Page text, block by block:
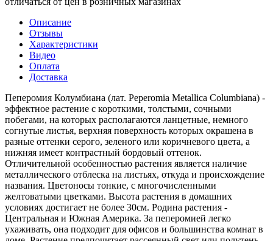
Описание
Отзывы
Характеристики
Видео
Оплата
Доставка
Пеперомия Колумбиана (лат. Peperomia Metallica Columbiana) -
эффектное растение с короткими, толстыми, сочными
побегами, на которых располагаются ланцетные, немного
согнутые листья, верхняя поверхность которых окрашена в
разные оттенки серого, зеленого или коричневого цвета, а
нижняя имеет контрастный бордовый оттенок.
Отличительной особенностью растения является наличие
металлического отблеска на листьях, откуда и происхождение
названия. Цветоносы тонкие, с многочисленными
желтоватыми цветками. Высота растения в домашних
условиях достигает не более 30см. Родина растения -
Центральная и Южная Америка. За пеперомией легко
ухаживать, она подходит для офисов и большинства комнат в